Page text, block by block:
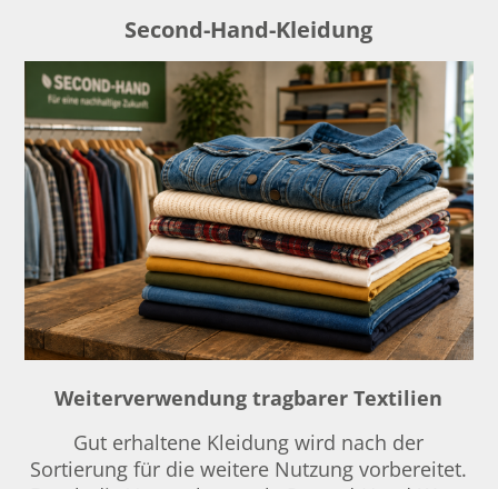
Second-Hand-Kleidung
Weiterverwendung tragbarer Textilien
Gut erhaltene Kleidung wird nach der
Sortierung für die weitere Nutzung vorbereitet.